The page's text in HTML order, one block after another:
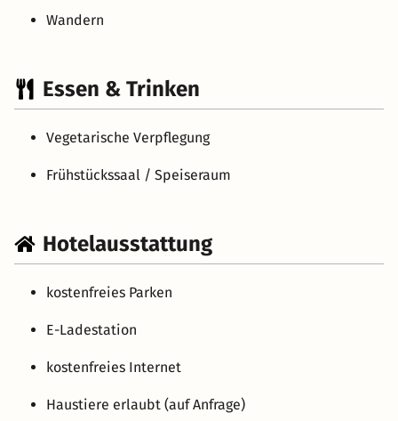
Wandern
Essen & Trinken
Vegetarische Verpflegung
Frühstückssaal / Speiseraum
Hotelausstattung
kostenfreies Parken
E-Ladestation
kostenfreies Internet
Haustiere erlaubt (auf Anfrage)